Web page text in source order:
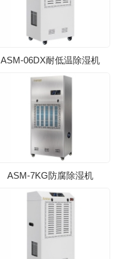
ASM-06DX耐低温除湿机
ASM-7KG防腐除湿机